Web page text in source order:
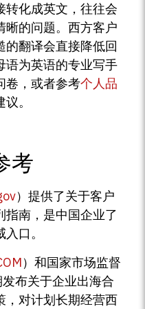
转化成英文，往往会
晰的问题。西方客户
的翻译会直接降低回
语为英语的专业写手
卷，或者参考个人品
。
考
）提供了关于客户
指南，是中国企业了
口。
）和国家市场监督
发布关于企业出海合
，对计划长期经营西